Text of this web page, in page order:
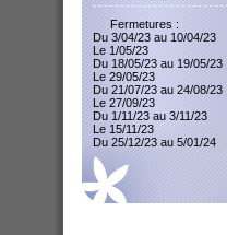
Fermetures :
Du 3/04/23 au 10/04/23
Le 1/05/23
Du 18/05/23 au 19/05/23
Le 29/05/23
Du 21/07/23 au 24/08/23
Le 27/09/23
Du 1/11/23 au 3/11/23
Le 15/11/23
Du 25/12/23 au 5/01/24